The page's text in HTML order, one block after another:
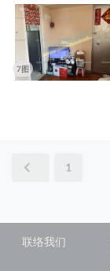
7图
1
联络我们